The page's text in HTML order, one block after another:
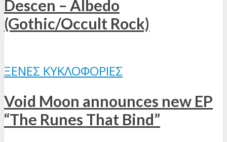
Descen – Albedo
(Gothic/Occult Rock)
ΞΈΝΕΣ ΚΥΚΛΟΦΟΡΊΕΣ
Void Moon announces new EP
“The Runes That Bind”